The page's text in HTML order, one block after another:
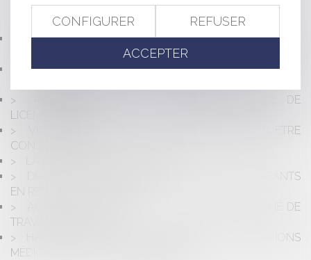
LES ÉLÉMENTS D’ÉQUIPEMENT INSTALLÉS APRÈS LA
CONSTRUCTION ?
LA SIGNATURE ÉLECTRONIQUE : QUELLES
CARACTÉRISTIQUES POUR PRÉSUMER DE SA FIABILITÉ?
QUELLES DÉMARCHES DOIS-JE EFFECTUER POUR
REVALORISATION DE L'INDEMNITÉ LÉGALE DE
LICENCIEMENT
VIOL : UNE FILLETTE DE 11 ANS PEUT-ELLE ÊTRE
CONSENTANTE ?
DROIT AUX APL ET PRISE EN COMPTE DES ENFANTS
EN RÉSIDENCE ALTERNÉE
ACTIONS OUVERTES AU TITULAIRE DU MARCHÉ DE
TRAVAUX PUBLICS
HAUSSE DES TARIFS DE CERTAINES CONSULTATIONS
MÉDICALES AU 1ER NOVEMBRE 2017
CONFIGURER REFUSER
ACCEPTER